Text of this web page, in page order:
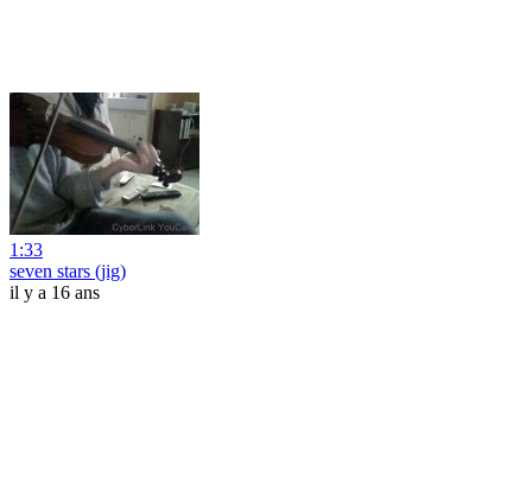
1:33
seven stars (jig)
il y a 16 ans